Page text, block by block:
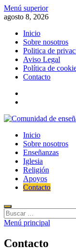
Saltar
al
Menú superior
agosto 8, 2026
Inicio
Sobre nosotros
Politica de
Aviso Legal
Política de
Contacto
Comunidad de
Información de la fe,
religión
Inicio
Sobre nosotros
Enseñanzas
Iglesia
Religión
Apoyos
Contacto
Buscar:
Menú principal
Contacto